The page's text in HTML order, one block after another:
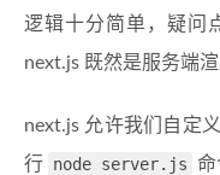
逻辑十分简单，疑问
next.js 既然是服务端
next.js 允许我们自定
行 node server.js 命